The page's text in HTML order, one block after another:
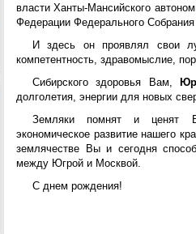
власти Ханты-Мансийского
Федерации Федерального
И здесь он проявлял свои
компетентность, здравомыслие,
Сибирского здоровья Вам,
долголетия, энергии для новых
Земляки помнят и ценят
экономическое развитие нашего
землячестве Вы и сегодня
между Югрой и Москвой.
С днем рождения!